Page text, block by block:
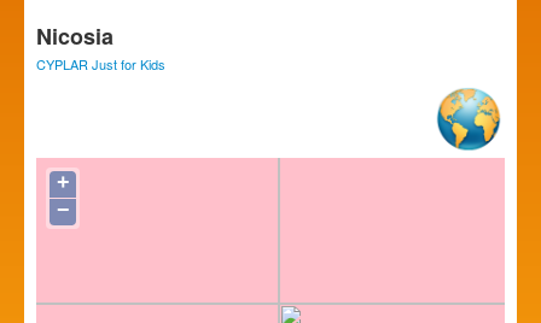
Nicosia
CYPLAR Just for Kids
+
−